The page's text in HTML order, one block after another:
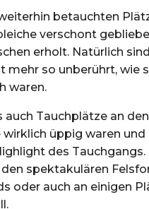
betauchten
verschont
erholt. Natürlich
mehr so unberührt, wie
waren.
auch Tauchplätze an
wirklich üppig waren
des Tauchgangs.
spektakulären
oder auch an einigen